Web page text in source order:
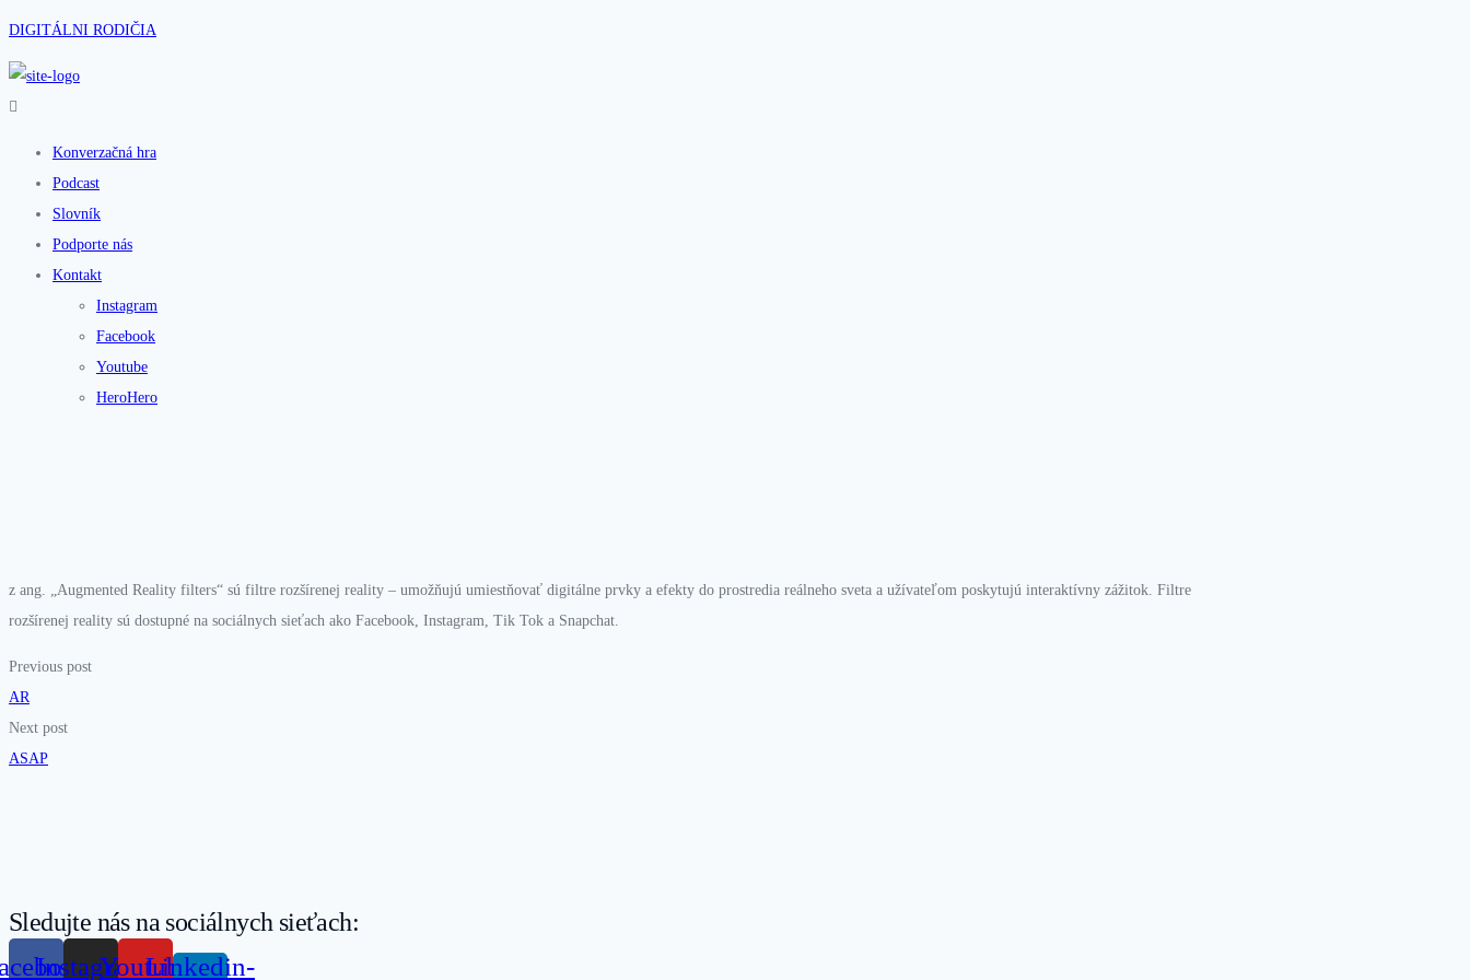
DIGITÁLNI RODIČIA
Konverzačná hra
Podcast
Slovník
Podporte nás
Kontakt
Instagram
Facebook
Youtube
HeroHero
z ang. „Augmented Reality filters“ sú filtre rozšírenej reality – umožňujú umiestňovať digitálne prvky a efekty do prostredia reálneho sveta a užívateľom poskytujú interaktívny zážitok. Filtre
rozšírenej reality sú dostupné na sociálnych sieťach ako Facebook, Instagram, Tik Tok a Snapchat.
Previous post
AR
Next post
ASAP
Sledujte nás na sociálnych sieťach:
InstagramYoutubeLinkedin-